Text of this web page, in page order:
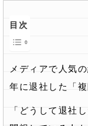
目次
メディアで人気
年に退社した「
「どうして退社